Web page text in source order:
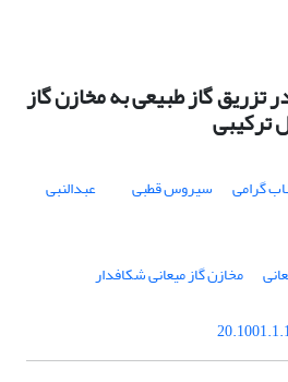
تزریق گاز طبیعی به مخازن گاز
ترکیبی
گرامی سیروس قطبی عبدالنبی
مخازن گاز میعانی شکافدار